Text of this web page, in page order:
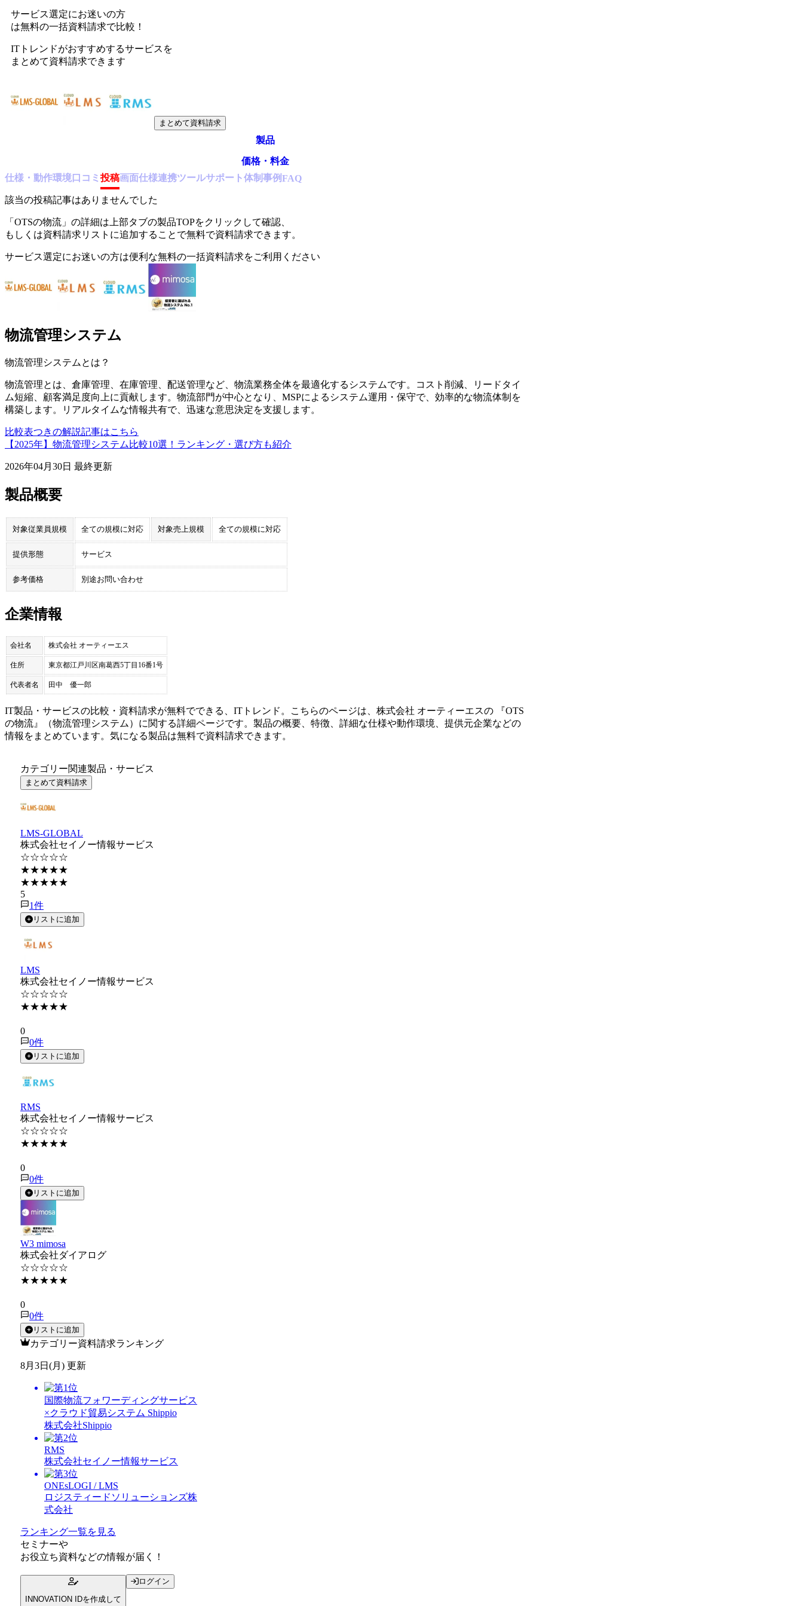
サービス選定にお迷いの方
は無料の一括資料請求で比較！
ITトレンドがおすすめするサービスを
まとめて資料請求できます
まとめて資料請求
製品
価格・料金
仕様・動作環境口コミ投稿画面仕様連携ツールサポート体制 事例FAQ
該当の投稿記事はありませんでした
「 OTSの物流 」の詳細は上部タブの製品TOPをクリックして確認、
もしくは資料請求リストに追加することで無料で資料請求できます。
サービス選定にお迷いの方は便利な無料の一括資料請求をご利用ください
物流管理システム
物流管理システム とは？
物流管理とは、倉庫管理、在庫管理、配送管理など、物流業務全体を最適化するシステムです。コスト削減、リードタイ
ム短縮、顧客満足度向上に貢献します。物流部門が中心となり、MSPによるシステム運用・保守で、効率的な物流体制を
構築します。リアルタイムな情報共有で、迅速な意思決定を支援します。
比較表つきの解説記事はこちら
【2025年】物流管理システム比較10選！ランキング・選び方も紹介
2026年04月30日 最終更新
製品概要
対象従業員規模 全ての規模に対応 対象売上規模 全ての規模に対応
提供形態 サービス
参考価格 別途お問い合わせ
企業情報
会社名 株式会社 オーティーエス
住所 東京都江戸川区南葛西5丁目16番1号
代表者名 田中 優一郎
IT製品・サービスの比較・資料請求が無料でできる、ITトレンド。こちらのページは、 株式会社 オーティーエスの 『OTS
の物流』（物流管理システム）に関する詳細ページです。製品の概要、特徴、詳細な仕様や動作環境、提供元企業などの
情報をまとめています。気になる製品は無料で資料請求できます。
カテゴリー関連製品・サービス
まとめて資料請求
LMS-GLOBAL
株式会社セイノー情報サービス
☆☆☆☆☆
★★★★★
★★★★★
5
1件
リストに追加
LMS
株式会社セイノー情報サービス
☆☆☆☆☆
★★★★★
0
0件
リストに追加
RMS
株式会社セイノー情報サービス
☆☆☆☆☆
★★★★★
0
0件
リストに追加
W3 mimosa
株式会社ダイアログ
☆☆☆☆☆
★★★★★
0
0件
リストに追加
カテゴリー資料請求ランキング
8月3日(月) 更新
国際物流フォワーディングサービス
×クラウド貿易システム Shippio
株式会社Shippio
RMS
株式会社セイノー情報サービス
ONEsLOGI / LMS
ロジスティードソリューションズ株
式会社
ランキング一覧を見る
セミナーや
お役立ち資料などの情報が届く！
INNOVATION IDを作成して
ログイン